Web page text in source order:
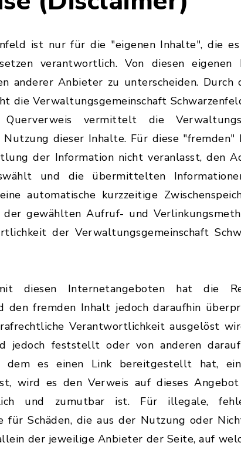
ist nur für die "eigenen Inhalte", die
verantwortlich. Von diesen eigenen
anderer Anbieter zu unterscheiden. Durch
die Verwaltungsgemeinschaft
vermittelt die
dieser Inhalte. Für diese "fremden"
der Information nicht veranlasst, den
und die übermittelten
automatische kurzzeitige
gewählten Aufruf- und
der Verwaltungsgemeinschaft
diesen Internetangeboten hat die
den fremden Inhalt jedoch daraufhin
Verantwortlichkeit ausgelöst
jedoch feststellt oder von anderen
dem es einen Link bereitgestellt hat,
wird es den Verweis auf dieses
und zumutbar ist. Für illegale,
für Schäden, die aus der Nutzung oder
der jeweilige Anbieter der Seite, auf